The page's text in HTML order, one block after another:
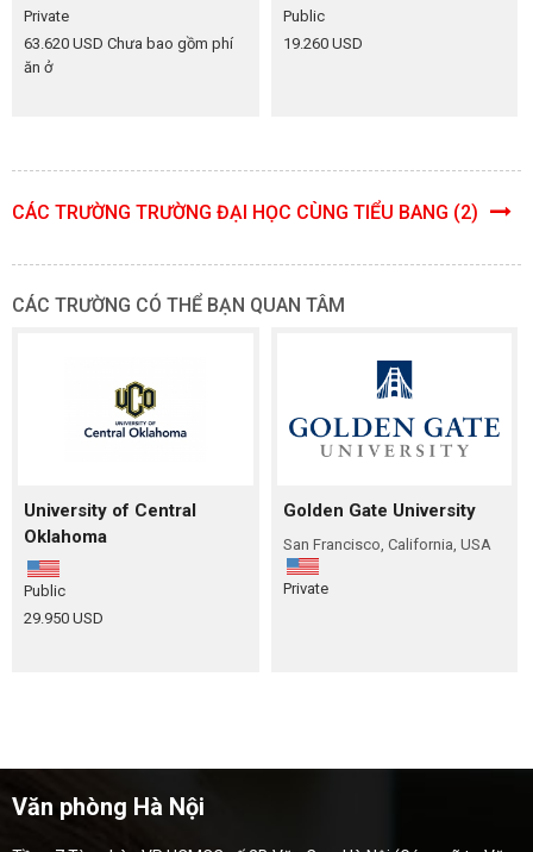
Private
63.620 USD Chưa bao gồm phí
ăn ở
Public
19.260 USD
CÁC TRƯỜNG TRƯỜNG ĐẠI HỌC CÙNG TIỂU BANG (2)
CÁC TRƯỜNG CÓ THỂ BẠN QUAN TÂM
University of Central
Oklahoma
Public
29.950 USD
Golden Gate University
San Francisco, California, USA
Private
Văn phòng Hà Nội